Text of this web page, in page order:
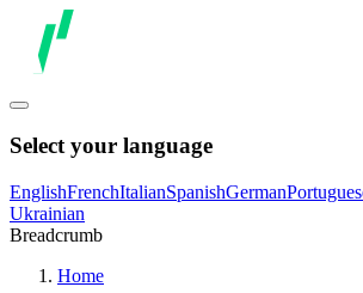
Select your language
EnglishFrenchItalianSpanishGerman
Ukrainian
Breadcrumb
Home